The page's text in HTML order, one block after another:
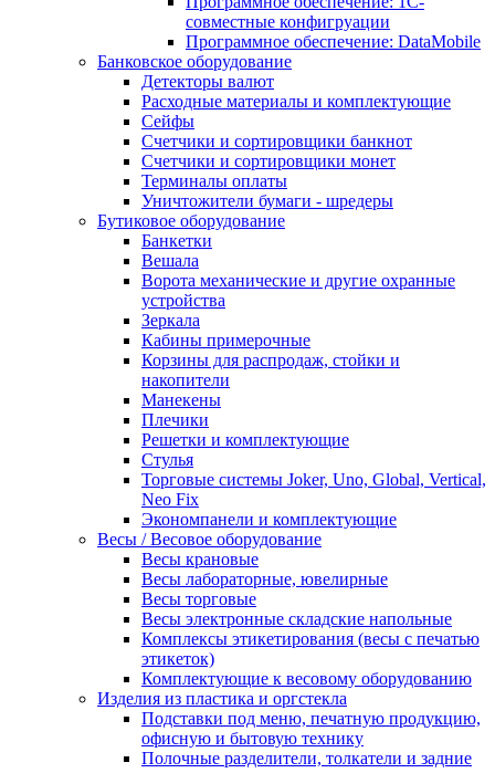
совместные конфигруации
Программное обеспечение: DataMobile
Банковское оборудование
Детекторы валют
Расходные материалы и комплектующие
Сейфы
Счетчики и сортировщики банкнот
Счетчики и сортировщики монет
Терминалы оплаты
Уничтожители бумаги - шредеры
Бутиковое оборудование
Банкетки
Вешала
Ворота механические и другие охранные
устройства
Зеркала
Кабины примерочные
Корзины для распродаж, стойки и
накопители
Манекены
Плечики
Решетки и комплектующие
Стулья
Торговые системы Joker, Uno, Global, Vertical,
Neo Fix
Экономпанели и комплектующие
Весы / Весовое оборудование
Весы крановые
Весы лабораторные, ювелирные
Весы торговые
Весы электронные складские напольные
Комплексы этикетирования (весы с печатью
этикеток)
Комплектующие к весовому оборудованию
Изделия из пластика и оргстекла
Подставки под меню, печатную продукцию,
офисную и бытовую технику
Полочные разделители, толкатели и задние